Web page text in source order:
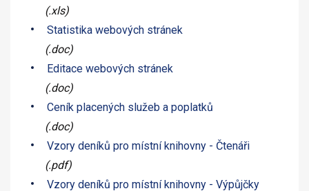
(.xls)
Statistika webových stránek
(.doc)
Editace webových stránek
(.doc)
Ceník placených služeb a poplatků
(.doc)
Vzory deníků pro místní knihovny - Čtenáři
(.pdf)
Vzory deníků pro místní knihovny - Výpůjčky